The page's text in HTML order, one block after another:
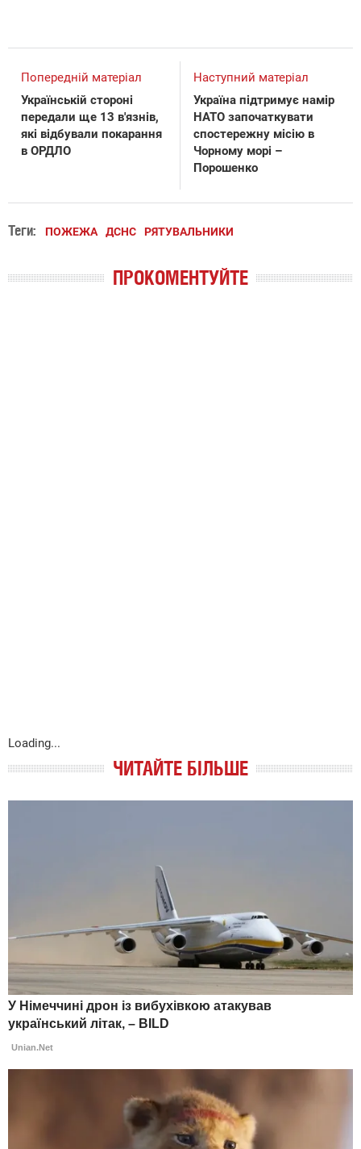
Попередній матеріал
Українській стороні
передали ще 13 в'язнів,
які відбували покарання
в ОРДЛО
Наступний матеріал
Україна підтримує намір
НАТО започаткувати
спостережну місію в
Чорному морі –
Порошенко
Теги: ПОЖЕЖА ДСНС РЯТУВАЛЬНИКИ
ПРОКОМЕНТУЙТЕ
Loading...
ЧИТАЙТЕ БІЛЬШЕ